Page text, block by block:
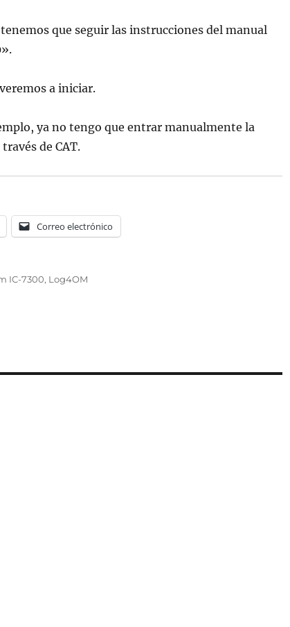
que seguir las instrucciones del manual
a iniciar.
ya no tengo que entrar manualmente la
de CAT.
Correo electrónico
IC-7300, Log4OM